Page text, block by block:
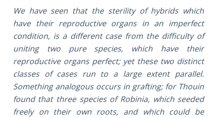
We have seen that the sterility of hybrids which
have their reproductive organs in an imperfect
condition, is a different case from the difficulty of
uniting two pure species, which have their
reproductive organs perfect; yet these two distinct
classes of cases run to a large extent parallel.
Something analogous occurs in grafting; for Thouin
found that three species of Robinia, which seeded
freely on their own roots, and which could be